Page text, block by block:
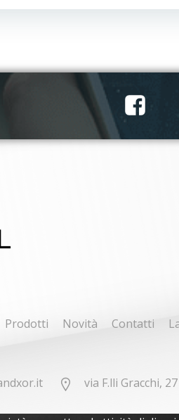
Prodotti Novità Contatti
via F.lli Gracchi,